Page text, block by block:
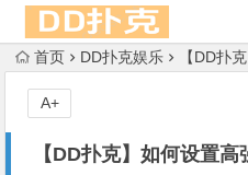
首页 DD扑克娱乐 【DD扑克
【DD扑克】如何设置
A+